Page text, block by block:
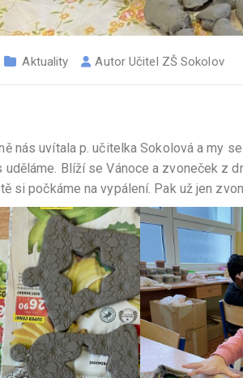
Aktuality AutorUčitel ZŠ Sokolov
nás uvítala p. učitelka Sokolová a my
Blíží se Vánoce a zvoneček z
si počkáme na vypálení. Pak už jen